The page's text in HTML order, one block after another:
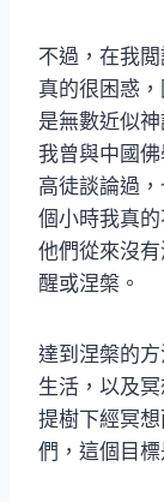
不過，在我
真的很困惑
是無數近似
我曾與中國
高徒談論過
個小時我真
他們從來沒
醒或涅槃。
達到涅槃的
生活，以及
提樹下經冥
們，這個目標